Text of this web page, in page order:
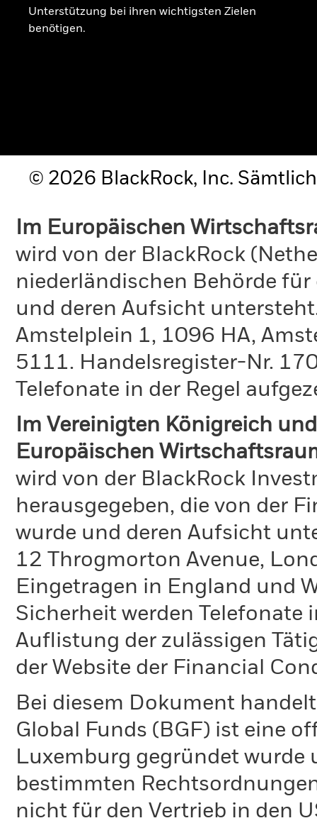
Unterstützung bei ihren wichtigsten Zielen
benötigen.
© 2026 BlackRock, Inc.
Im Europäischen
wird von der BlackRock
niederländischen Behörde
und deren Aufsicht
Amstelplein 1, 1096 HA,
5111. Handelsregister-Nr.
Telefonate in der Regel
Im Vereinigten Königreich
Europäischen
wird von der BlackRock
herausgegeben, die von der
wurde und deren Aufsicht
12 Throgmorton Avenue,
Eingetragen in England und
Sicherheit werden Telefonate
Auflistung der zulässigen
der Website der Financial
Bei diesem Dokument
Global Funds (BGF) ist eine
Luxemburg gegründet
bestimmten
nicht für den Vertrieb in den